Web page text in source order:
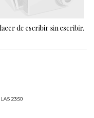
de escribir sin escribir.
23:50